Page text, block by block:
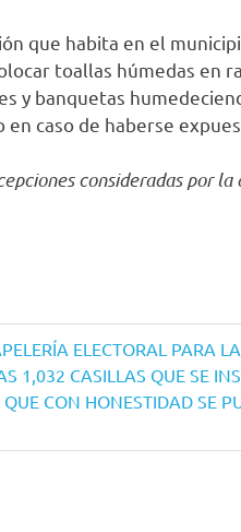
que habita en el
toallas húmedas en
y banquetas
caso de haberse
consideradas por
ELECTORAL PARA
1,032 CASILLAS QUE SE
CON HONESTIDAD SE